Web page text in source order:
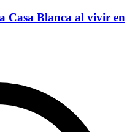
Casa Blanca al vivir en